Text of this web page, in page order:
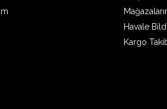
Havale
Kargo